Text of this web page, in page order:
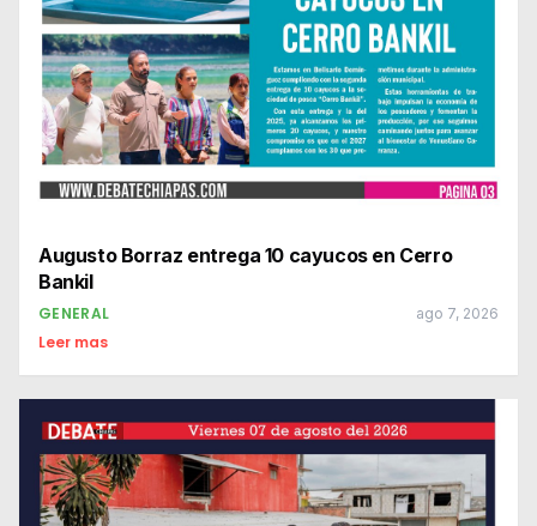
Augusto Borraz entrega 10 cayucos en Cerro
Bankil
GENERAL ago 7, 2026
Leer mas